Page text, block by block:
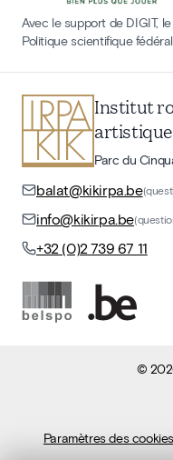
Avec le support de DIGIT,
Politique scientifique
Institut
artistique
Parc du
balat@kikirpa.be
info@kikirpa.be
+32 (0)2 739 67 11
©
Paramètres des cookies